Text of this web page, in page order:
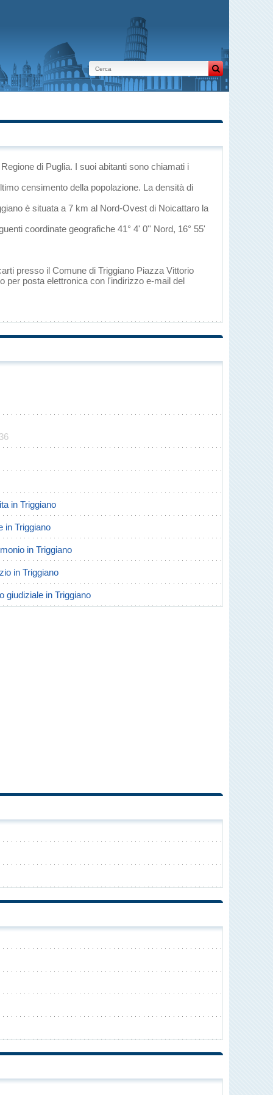
di Puglia. I suoi abitanti sono chiamati i
censimento della popolazione. La densità di
è situata a 7 km al Nord-Ovest di Noicattaro la
coordinate geografiche 41° 4' 0'' Nord, 16° 55'
presso il Comune di Triggiano Piazza Vittorio
per posta elettronica con l'indirizzo e-mail del
in Triggiano
in Triggiano
in Triggiano
in Triggiano
giudiziale in Triggiano